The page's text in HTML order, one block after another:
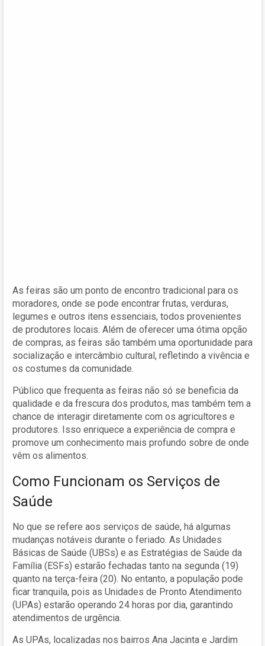
As feiras são um ponto de encontro tradicional para os
moradores, onde se pode encontrar frutas, verduras,
legumes e outros itens essenciais, todos provenientes
de produtores locais. Além de oferecer uma ótima opção
de compras, as feiras são também uma oportunidade para
socialização e intercâmbio cultural, refletindo a vivência e
os costumes da comunidade.
Público que frequenta as feiras não só se beneficia da
qualidade e da frescura dos produtos, mas também tem a
chance de interagir diretamente com os agricultores e
produtores. Isso enriquece a experiência de compra e
promove um conhecimento mais profundo sobre de onde
vêm os alimentos.
Como Funcionam os Serviços de
Saúde
No que se refere aos serviços de saúde, há algumas
mudanças notáveis durante o feriado. As Unidades
Básicas de Saúde (UBSs) e as Estratégias de Saúde da
Família (ESFs) estarão fechadas tanto na segunda (19)
quanto na terça-feira (20). No entanto, a população pode
ficar tranquila, pois as Unidades de Pronto Atendimento
(UPAs) estarão operando 24 horas por dia, garantindo
atendimentos de urgência.
As UPAs, localizadas nos bairros Ana Jacinta e Jardim